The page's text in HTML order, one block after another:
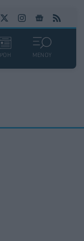
ΡΟΗ ΜΕΝΟΥ